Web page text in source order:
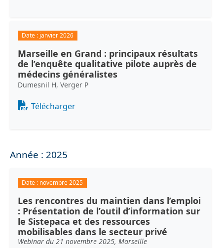
Date : janvier 2026
Marseille en Grand : principaux résultats
de l’enquête qualitative pilote auprès de
médecins généralistes
Dumesnil H, Verger P
Document
Télécharger
Année : 2025
Date : novembre 2025
Les rencontres du maintien dans l’emploi
: Présentation de l’outil d’information sur
le Sistepaca et des ressources
mobilisables dans le secteur privé
Webinar du 21 novembre 2025, Marseille